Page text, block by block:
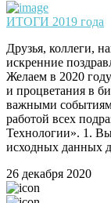
ИТОГИ 2019 года
Друзья, коллеги,
искренние
Желаем в 2020
и процветания в
важными
работой всех
Технологии». 1.
исходных данных
26 декабря 2020